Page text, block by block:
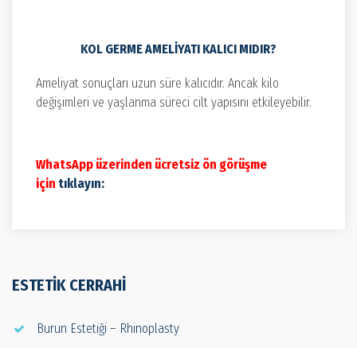
KOL GERME AMELIYATI KALICI MIDIR?
Ameliyat sonuçları uzun süre kalıcıdır. Ancak kilo
değişimleri ve yaşlanma süreci cilt yapısını etkileyebilir.
WhatsApp üzerinden ücretsiz ön görüşme
için tıklayın:
ESTETIK CERRAHI
Burun Estetiği – Rhinoplasty